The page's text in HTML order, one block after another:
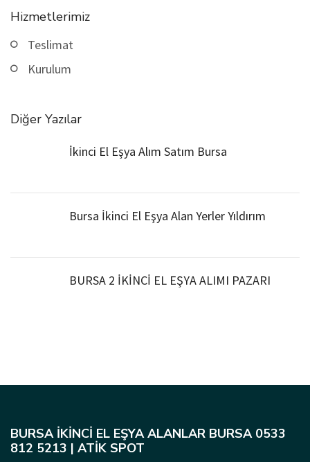
Hizmetlerimiz
Teslimat
Kurulum
Diğer Yazılar
İkinci El Eşya Alım Satım Bursa
Bursa İkinci El Eşya Alan Yerler Yıldırım
BURSA 2 İKİNCİ EL EŞYA ALIMI PAZARI
BURSA İKINCI EL EŞYA ALANLAR BURSA 0533
812 5213 | ATIK SPOT